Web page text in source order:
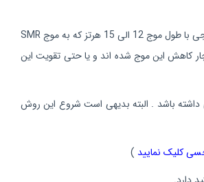
) : این نوع درمان جزو درمان های بالا به پایین می باشد، یعنی تاکید درمان بر اصلاح عملکرد سلول های مغزی می باشد ، در سطح جمجمه انسان موجی با طول موج 12 الی 15 هرتز که به موج SMR
کاهش این موج شده اند و یا حتی تقویت این
داشته باشد . البته بدیهی است شروع این روش
کلیک نمایید )